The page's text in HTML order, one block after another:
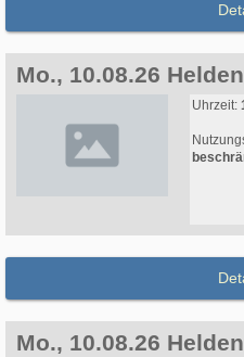
Mo., 10.08.26
Uhrzeit:
Mo., 10.08.26